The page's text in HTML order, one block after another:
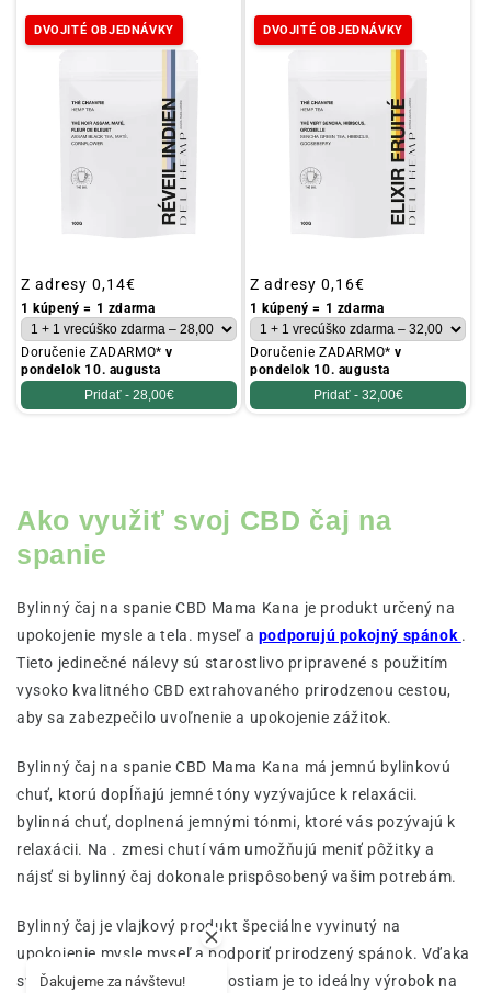
DVOJITÉ OBJEDNÁVKY
Obvyklá
cena
Z adresy 0,14€
1 kúpený = 1 zdarma
Doručenie ZADARMO*v
pondelok 10. augusta
Pridať - 28,00€
DVOJITÉ OBJEDNÁVKY
Obvyklá
cena
Z adresy 0,16€
1 kúpený = 1 zdarma
Doručenie ZADARMO*v
pondelok 10. augusta
Pridať - 32,00€
Ako využiť svoj CBD čaj na
spanie
Bylinný čaj na spanie CBD Mama Kana je produkt určený na
upokojenie mysle a tela. myseľ a podporujú pokojný spánok .
Tieto jedinečné nálevy sú starostlivo pripravené s použitím
vysoko kvalitného CBD extrahovaného prirodzenou cestou,
aby sa zabezpečilo uvoľnenie a upokojenie zážitok.
Bylinný čaj na spanie CBD Mama Kana má jemnú bylinkovú
chuť, ktorú dopĺňajú jemné tóny vyzývajúce k relaxácii.
bylinná chuť, doplnená jemnými tónmi, ktoré vás pozývajú k
relaxácii. Na . zmesi chutí vám umožňujú meniť pôžitky a
nájsť si bylinný čaj dokonale prispôsobený vašim potrebám.
Bylinný čaj je vlajkový produkt špeciálne vyvinutý na
upokojenie mysle myseľ a podporiť prirodzený spánok. Vďaka
svojmu uvoľňujúcemu vlastnostiam je to ideálny výrobok na
Ďakujeme za návštevu!